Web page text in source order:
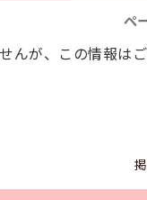
ペ
んが、この情報は